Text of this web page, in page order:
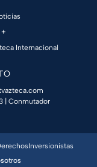
+
Internacional
| Conmutador
Inversionistas